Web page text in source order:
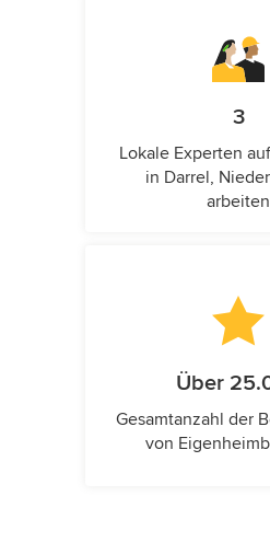
3
Lokale Experten
in Darrel,
arbeiten
Über
Gesamtanzahl der
von